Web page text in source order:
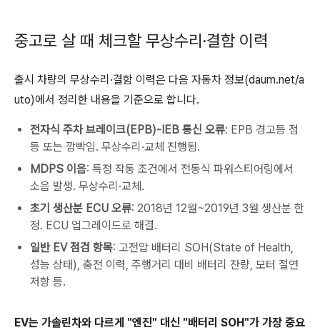
중고로 살 때 체크할 무상수리·결함 이력
출시 차량의 무상수리·결함 이력은 다음 자동차 정보(daum.net/a
uto)에서 정리한 내용을 기준으로 합니다.
전자식 주차 브레이크(EPB)-IEB 통신 오류: EPB 경고등 점
등 또는 깜빡임. 무상수리·교체 진행됨.
MDPS 이음: 특정 작동 조건에서 전동식 파워스티어링에서
소음 발생. 무상수리·교체.
초기 생산분 ECU 오류: 2018년 12월~2019년 3월 생산분 한
정. ECU 업그레이드로 해결.
일반 EV 점검 항목: 고전압 배터리 SOH(State of Health,
성능 상태), 충전 이력, 주행거리 대비 배터리 잔량, 모터 절연
저항 등.
EV는 가솔린차와 다르게 "엔진" 대신 "배터리 SOH"가 가장 중요